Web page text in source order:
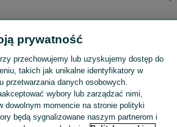
245 75 16
samochody osobowe
Skorzystaj z największego serwisu ogłoszeniowego - Mazowszany i okolice! Kupuj to, czego pragniesz i sprzedawaj to, czego już nie potrzebujesz! Zobacz
prywatność
przechowujemy lub uzyskujemy dostęp do
takich jak unikalne identyfikatory w
przetwarzania danych osobowych.
wybory lub zarządzać nimi,
dowolnym momencie na stronie polityki
będą sygnalizowane naszym partnerom i